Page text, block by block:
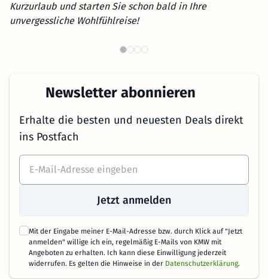
Kurzurlaub und starten Sie schon bald in Ihre
unvergessliche Wohlfühlreise!
Newsletter abonnieren
Erhalte die besten und neuesten Deals direkt
ins Postfach
Jetzt anmelden
Mit der Eingabe meiner E-Mail-Adresse bzw. durch Klick auf "Jetzt
anmelden" willige ich ein, regelmäßig E-Mails von KMW mit
Angeboten zu erhalten. Ich kann diese Einwilligung jederzeit
widerrufen. Es gelten die Hinweise in der Datenschutzerklärung.